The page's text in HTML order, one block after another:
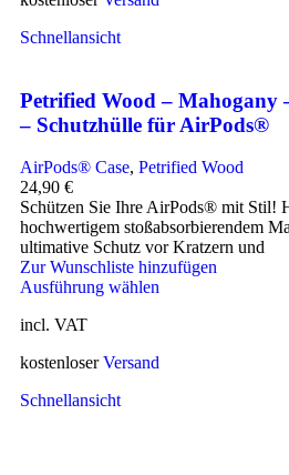
Schnellansicht
Petrified Wood – Mahogany
– Schutzhülle für AirPods®
AirPods® Case, Petrified Wood
24,90 €
Schützen Sie Ihre AirPods® mit Stil!
hochwertigem stoßabsorbierendem
ultimative Schutz vor Kratzern und
Zur Wunschliste hinzufügen
Ausführung wählen
incl. VAT
kostenloserVersand
Schnellansicht